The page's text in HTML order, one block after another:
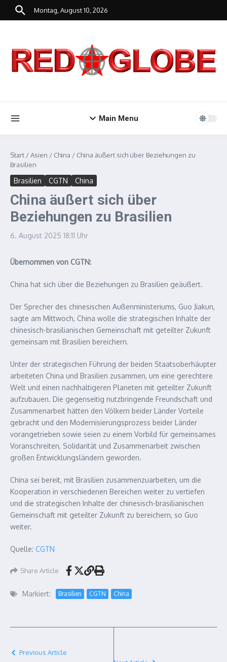
Zum Inhalt springen
Montag, August 10, 2026
Main Menu
Start /Asien / China / China äußert sich über Beziehungen zu
Brasilien
Brasilien CGTN China
China äußert sich über
Beziehungen zu Brasilien
6. August 2025 18:11 Uhr
Übernommen von CGTN:
China hat sich über die Beziehungen zu Brasilien geäußert.
Der Sprecher des chinesischen Außenministeriums, Guo Jiakun,
sagte am Mittwoch, China wolle die strategischen Inhalte der
chinesisch-brasilianischen Gemeinschaft mit geteilter Zukunft
gemeinsam mit Brasilien bereichern.
Unter der strategischen Führung der beiden Staatsoberhäupter
arbeiteten China und Brasilien zusammen, um eine gerechtere
Welt und einen nachhaltigeren Planeten mit geteilter Zukunft
aufzubauen. Die gegenseitig nutzbringende Freundschaft und
Zusammenarbeit hätten den Völkern beider Länder Vorteile
gebracht und den Modernisierungsprozess beider Länder
vorangetrieben sowie seien zu einem Vorbild für gemeinsames
Voranschreiten, Solidarität und Zusammenarbeit zwischen
großen Entwicklungsländern geworden.
China sei bereit, mit Brasilien zusammenzuarbeiten, um die
Kooperation in verschiedenen Bereichen weiter zu vertiefen
und die strategischen Inhalte der chinesisch-brasilianischen
Gemeinschaft mit geteilter Zukunft zu bereichern, so Guo
weiter.
Quelle: CGTN
Share Article
Markiert: Brasilien CGTN China
Previous Article